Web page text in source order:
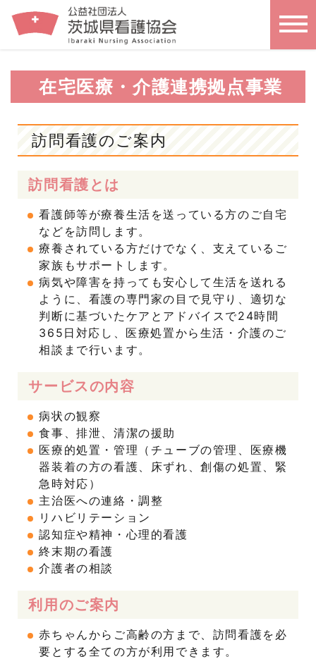
在宅医療・介護連携拠点事業
訪問看護のご案内
訪問看護とは
看護師等が療養生活を送っている方のご自宅
などを訪問します。
療養されている方だけでなく、支えているご
家族もサポートします。
病気や障害を持っても安心して生活を送れる
ように、看護の専門家の目で見守り、適切な
判断に基づいたケアとアドバイスで24時間
365日対応し、医療処置から生活・介護のご
相談まで行います。
サービスの内容
病状の観察
食事、排泄、清潔の援助
医療的処置・管理（チューブの管理、医療機
器装着の方の看護、床ずれ、創傷の処置、緊
急時対応）
主治医への連絡・調整
リハビリテーション
認知症や精神・心理的看護
終末期の看護
介護者の相談
利用のご案内
赤ちゃんからご高齢の方まで、訪問看護を必
要とする全ての方が利用できます。